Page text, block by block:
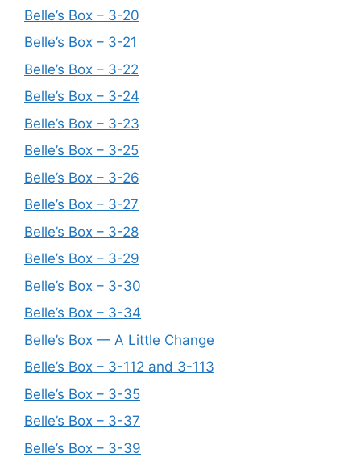
Belle’s Box – 3-20
Belle’s Box – 3-21
Belle’s Box – 3-22
Belle’s Box – 3-24
Belle’s Box – 3-23
Belle’s Box – 3-25
Belle’s Box – 3-26
Belle’s Box – 3-27
Belle’s Box – 3-28
Belle’s Box – 3-29
Belle’s Box – 3-30
Belle’s Box – 3-34
Belle’s Box — A Little Change
Belle’s Box – 3-112 and 3-113
Belle’s Box – 3-35
Belle’s Box – 3-37
Belle’s Box – 3-39